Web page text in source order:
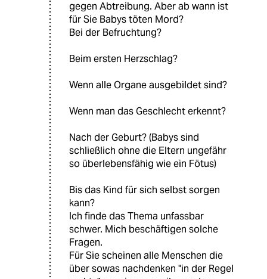
Abzuwarten bleibt, wie lange es noch
dauert, bis dort irgendein Radikaler
Abtreibung mit dem Tode bestrafen.
6G 604841 (Profil gelöscht)
19.09.2024 ,18:37 Uhr
@Kaboom:
Vorab, ich bin nicht bedingungslos
für Sie Babys töten Mord?
Bei der Befruchtung?
Beim ersten Herzschlag?
Wenn alle Organe ausgebildet sind?